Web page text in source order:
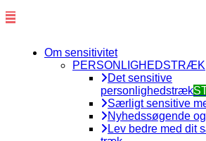
Om sensitivitet
PERSONLIGHEDSTRÆK
Det sensitive
personlighedstræk
Særligt sensitive
Nyhedssøgende
Lev bedre med dit